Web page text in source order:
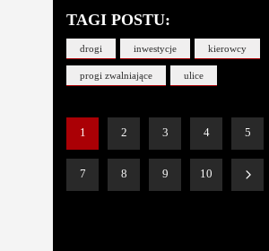
TAGI POSTU:
drogi inwestycje kierowcy
progi zwalniające ulice
1 2 3 4 5
7 8 9 10